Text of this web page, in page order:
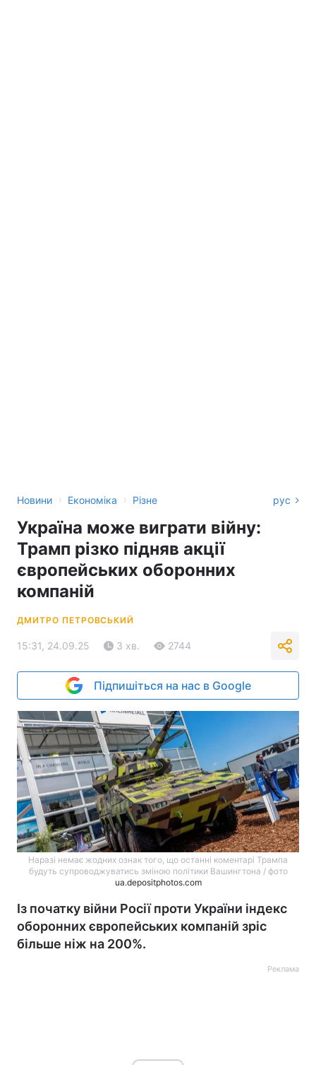
Новини › Економіка › Різне рус
Україна може виграти війну:
Трамп різко підняв акції
європейських оборонних
компаній
ДМИТРО ПЕТРОВСЬКИЙ
15:31, 24.09.25 3 хв. 2744
Підпишіться на нас в Google
Наразі немає жодних ознак того, що останні коментарі Трампа
будуть супроводжуватись зміною політики Вашингтона / фото
ua.depositphotos.com
Із початку війни Росії проти України індекс
оборонних європейських компаній зріс
більше ніж на 200%.
Реклама